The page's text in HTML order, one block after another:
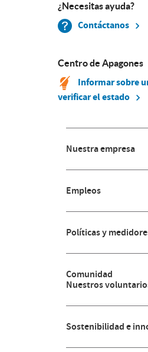
¿Necesitas ayuda?
Contáctanos
Centro de Apagones
Informar sobre
verificar el estado
Nuestra empresa
Empleos
Políticas y
Comunidad
Nuestros
Sostenibilidad e